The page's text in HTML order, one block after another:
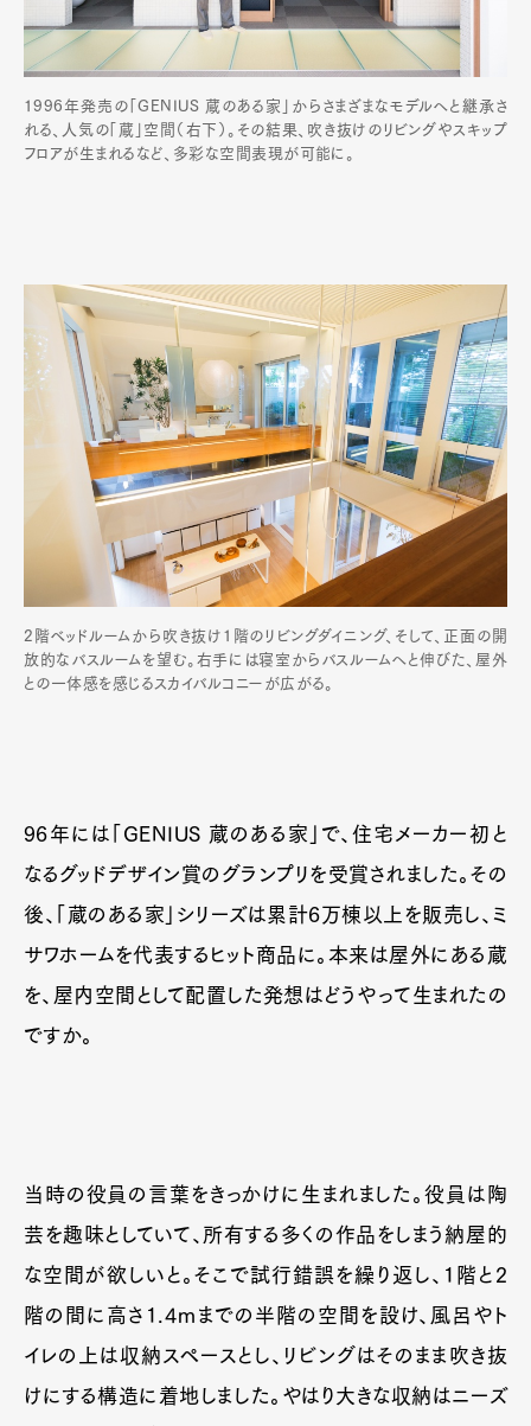
Art&Design WatchFashion
ProductCulture Lifestyle
1996年発売の「GENIUS 蔵のある家」からさまざまなモデルへと継承さ
れる、人気の「蔵」空間（右下）。その結果、吹き抜けのリビングやスキップ
フロアが生まれるなど、多彩な空間表現が可能に。
2階ベッドルームから吹き抜け1階のリビングダイニング、そして、正面の開
放的なバスルームを望む。右手には寝室からバスルームへと伸びた、屋外
との一体感を感じるスカイバルコニーが広がる。
96年には「GENIUS 蔵のある家」で、住宅メーカー初と
なるグッドデザイン賞のグランプリを受賞されました。その
後、「蔵のある家」シリーズは累計6万棟以上を販売し、ミ
サワホームを代表するヒット商品に。本来は屋外にある蔵
を、屋内空間として配置した発想はどうやって生まれたの
ですか。
当時の役員の言葉をきっかけに生まれました。役員は陶
芸を趣味としていて、所有する多くの作品をしまう納屋的
な空間が欲しいと。そこで試行錯誤を繰り返し、1階と2
階の間に高さ1.4ｍまでの半階の空間を設け、風呂やト
イレの上は収納スペースとし、リビングはそのまま吹き抜
けにする構造に着地しました。やはり大きな収納はニーズ